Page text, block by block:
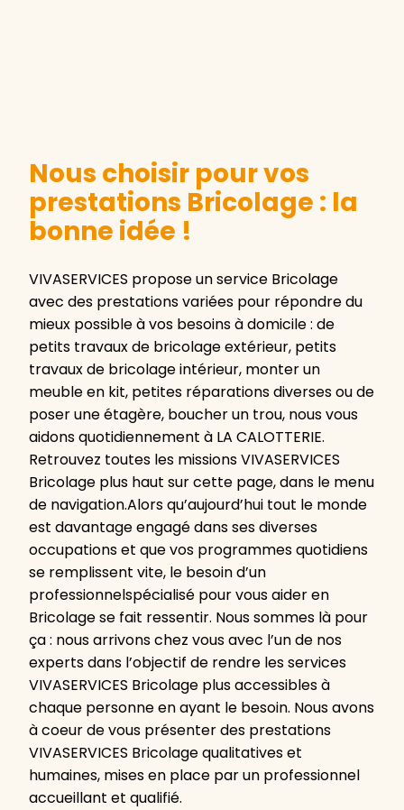
Nous choisir pour vos
prestations Bricolage : la
bonne idée !
VIVASERVICES propose un service Bricolage
avec des prestations variées pour répondre du
mieux possible à vos besoins à domicile : de
petits travaux de bricolage extérieur, petits
travaux de bricolage intérieur, monter un
meuble en kit, petites réparations diverses ou de
poser une étagère, boucher un trou, nous vous
aidons quotidiennement à LA CALOTTERIE.
Retrouvez toutes les missions VIVASERVICES
Bricolage plus haut sur cette page, dans le menu
de navigation.Alors qu’aujourd’hui tout le monde
est davantage engagé dans ses diverses
occupations et que vos programmes quotidiens
se remplissent vite, le besoin d’un
professionnelspécialisé pour vous aider en
Bricolage se fait ressentir. Nous sommes là pour
ça : nous arrivons chez vous avec l’un de nos
experts dans l’objectif de rendre les services
VIVASERVICES Bricolage plus accessibles à
chaque personne en ayant le besoin. Nous avons
à coeur de vous présenter des prestations
VIVASERVICES Bricolage qualitatives et
humaines, mises en place par un professionnel
accueillant et qualifié.